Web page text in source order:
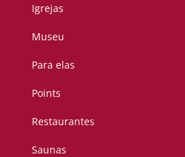
Igrejas
Museu
Para elas
Points
Restaurantes
Saunas